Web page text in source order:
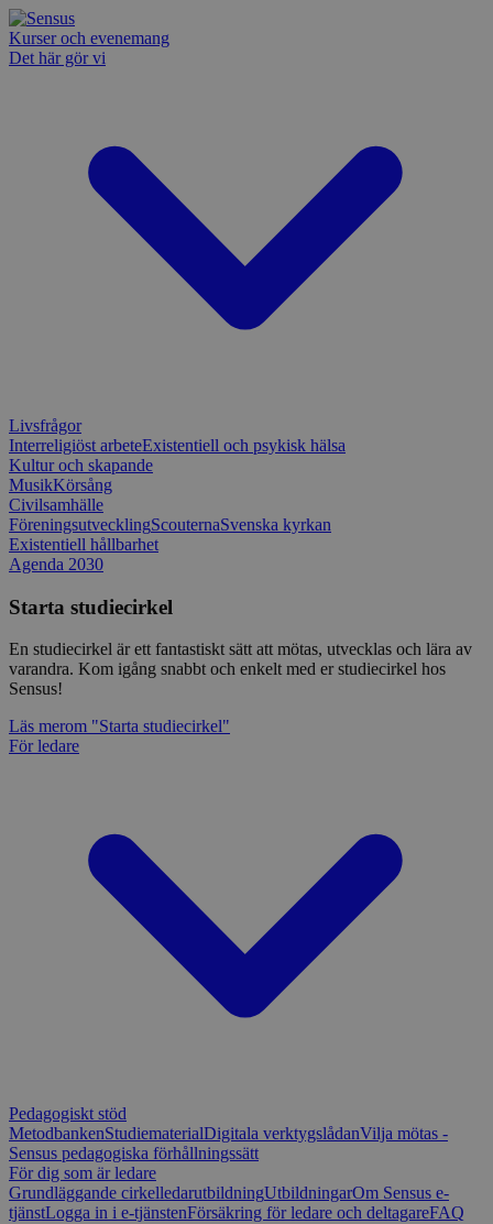
Kurser och evenemang
Det här gör vi
Livsfrågor
Interreligiöst arbeteExistentiell och psykisk hälsa
Kultur och skapande
MusikKörsång
Civilsamhälle
FöreningsutvecklingScouternaSvenska kyrkan
Existentiell hållbarhet
Agenda 2030
Starta studiecirkel
En studiecirkel är ett fantastiskt sätt att mötas, utvecklas och lära av
varandra. Kom igång snabbt och enkelt med er studiecirkel hos
Sensus!
Läs merom "Starta studiecirkel"
För ledare
Pedagogiskt stöd
MetodbankenStudiematerialDigitala verktygslådanVilja mötas -
Sensus pedagogiska förhållningssätt
För dig som är ledare
Grundläggande cirkelledarutbildningUtbildningarOm Sensus e-
tjänstLogga in i e-tjänstenFörsäkring för ledare och deltagareFAQ